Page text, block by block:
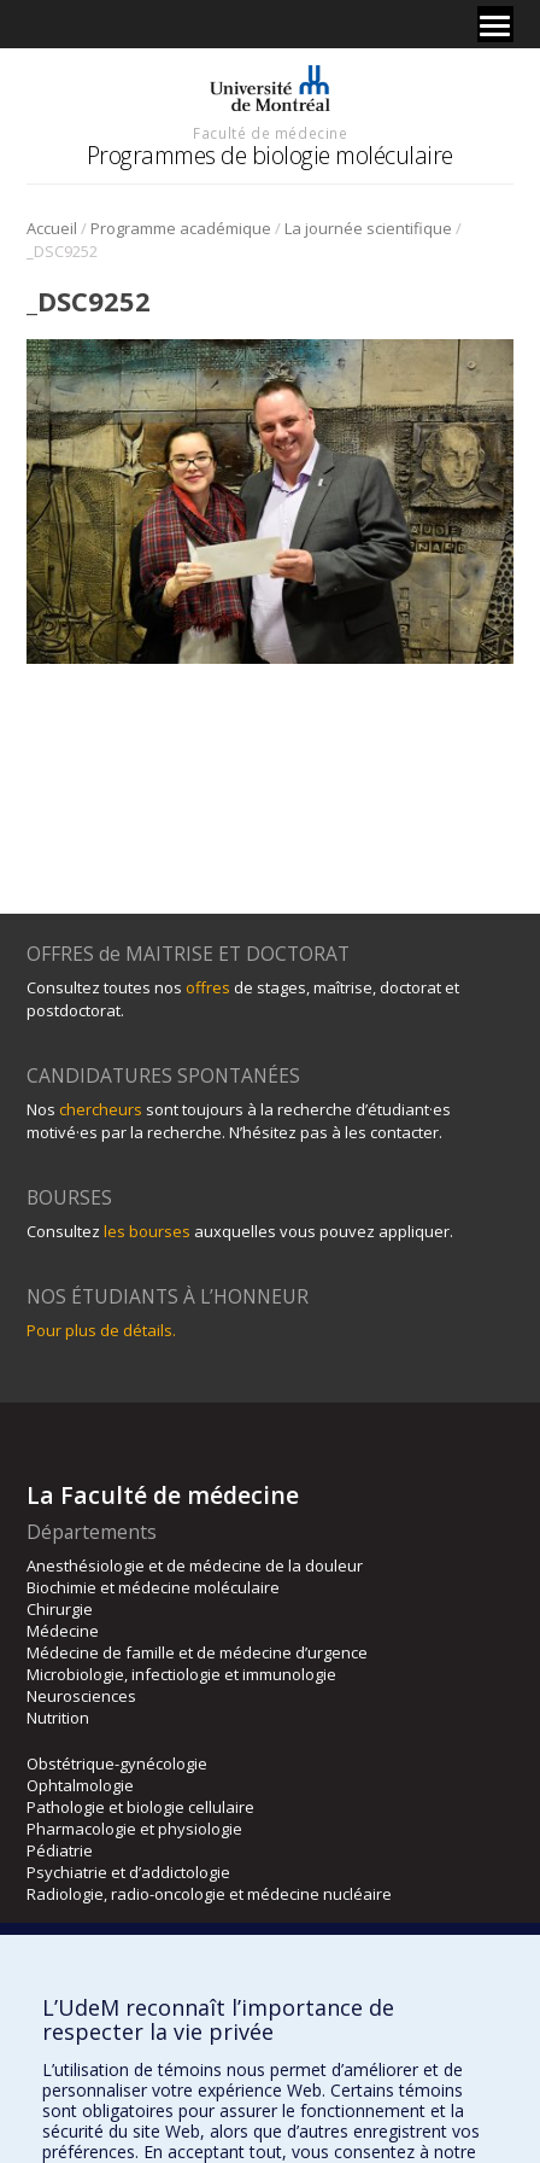
Faculté de médecine
Programmes de biologie moléculaire
Accueil / Programme académique / La journée scientifique /
_DSC9252
_DSC9252
OFFRES de MAITRISE ET DOCTORAT
Consultez toutes nos offres de stages, maîtrise, doctorat et
postdoctorat.
CANDIDATURES SPONTANÉES
Noschercheurs sont toujours à la recherche d’étudiant·es
motivé·es par la recherche. N’hésitez pas à les contacter.
BOURSES
Consultezles bourses auxquelles vous pouvez appliquer.
NOS ÉTUDIANTS À L’HONNEUR
Pour plus de détails.
La Faculté de médecine
Départements
Anesthésiologie et de médecine de la douleur
Biochimie et médecine moléculaire
Chirurgie
Médecine
Médecine de famille et de médecine d’urgence
Microbiologie, infectiologie et immunologie
Neurosciences
Nutrition
Obstétrique-gynécologie
Ophtalmologie
Pathologie et biologie cellulaire
Pharmacologie et physiologie
Pédiatrie
Psychiatrie et d’addictologie
Radiologie, radio-oncologie et médecine nucléaire
Kinésiologie et des sciences de l’activité physique
Orthophonie et audiologie
Directions
DPC
L’UdeM reconnaît l’importance de
respecter la vie privée
L’utilisation de témoins nous permet d’améliorer et de
personnaliser votre expérience Web. Certains témoins
sont obligatoires pour assurer le fonctionnement et la
sécurité du site Web, alors que d’autres enregistrent vos
préférences. En acceptant tout, vous consentez à notre